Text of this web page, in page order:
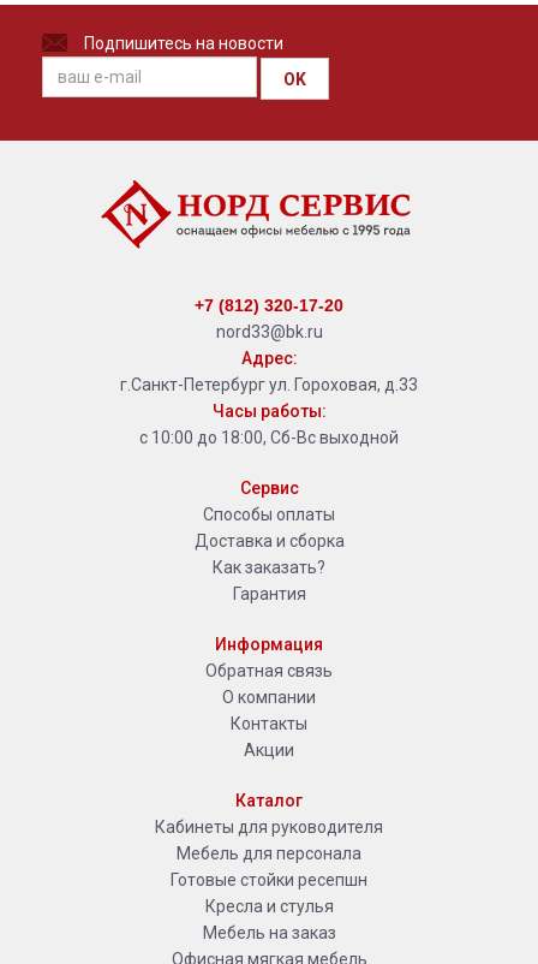
Подпишитесь на новости
OK
+7 (812) 320-17-20
nord33@bk.ru
Адрес:
г.Санкт-Петербург ул. Гороховая, д.33
Часы работы:
с 10:00 до 18:00, Сб-Вс выходной
Сервис
Способы оплаты
Доставка и сборка
Как заказать?
Гарантия
Информация
Обратная связь
О компании
Контакты
Акции
Каталог
Кабинеты для руководителя
Мебель для персонала
Готовые стойки ресепшн
Кресла и стулья
Мебель на заказ
Офисная мягкая мебель